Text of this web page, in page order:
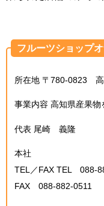
フルーツショップ
所在地 〒780-0823
事業内容 高知県産果
代表 尾崎 義隆
本社
TEL／FAX TEL 088-
FAX 088-882-0511